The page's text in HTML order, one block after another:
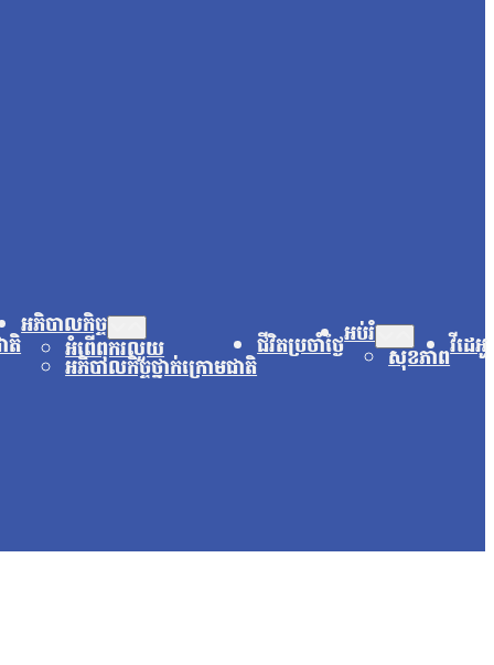
តិ
អភិបាលកិច្ច
អំពើពុករលួយ
អភិបាលកិច្ចថ្នាក់ក្រោមជាតិ
ជីវិតប្រចាំថ្ងៃអប់រំ
សុខភាពវីដេអូ